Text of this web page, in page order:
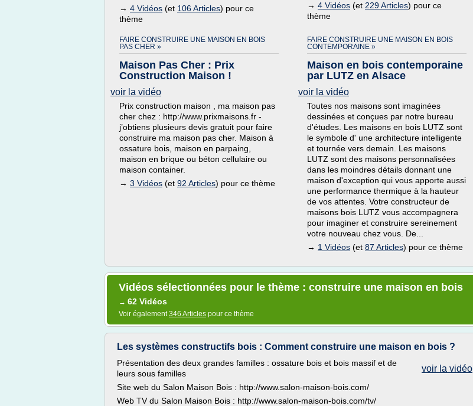
→ 4 Vidéos (et 106 Articles) pour ce
thème
→ 4 Vidéos (et 229 Articles) pour ce
thème
FAIRE CONSTRUIRE UNE MAISON EN BOIS
PAS CHER »
Maison Pas Cher : Prix
Construction Maison !
voir la vidéo
Prix construction maison , ma maison pas
cher chez : http://www.prixmaisons.fr -
j’obtiens plusieurs devis gratuit pour faire
construire ma maison pas cher. Maison à
ossature bois, maison en parpaing,
maison en brique ou béton cellulaire ou
maison container.
→ 3 Vidéos (et 92 Articles) pour ce thème
FAIRE CONSTRUIRE UNE MAISON EN BOIS
CONTEMPORAINE »
Maison en bois contemporaine
par LUTZ en Alsace
voir la vidéo
Toutes nos maisons sont imaginées
dessinées et conçues par notre bureau
d'études. Les maisons en bois LUTZ sont
le symbole d' une architecture intelligente
et tournée vers demain. Les maisons
LUTZ sont des maisons personnalisées
dans les moindres détails donnant une
maison d'exception qui vous apporte aussi
une performance thermique à la hauteur
de vos attentes. Votre constructeur de
maisons bois LUTZ vous accompagnera
pour imaginer et construire sereinement
votre nouveau chez vous. De...
→ 1 Vidéos (et 87 Articles) pour ce thème
Vidéos sélectionnées pour le thème : construire une maison en bois
→ 62 Vidéos
Voir également346 Articles pour ce thème
Les systèmes constructifs bois : Comment construire une maison en bois ?
voir la vidéo
Présentation des deux grandes familles : ossature bois et bois massif et de
leurs sous familles
Site web du Salon Maison Bois : http://www.salon-maison-bois.com/
Web TV du Salon Maison Bois : http://www.salon-maison-bois.com/tv/